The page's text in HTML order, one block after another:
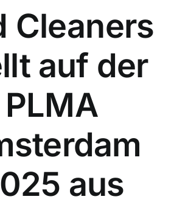
Cleaners
auf der
PLMA
aus